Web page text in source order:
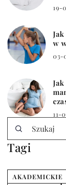
19-
w
03-
11-
Tagi
AKADEMICKIE